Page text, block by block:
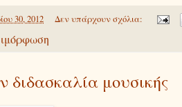
30, 2012 Δεν υπάρχουν σχόλια:
διδασκαλία μουσικής